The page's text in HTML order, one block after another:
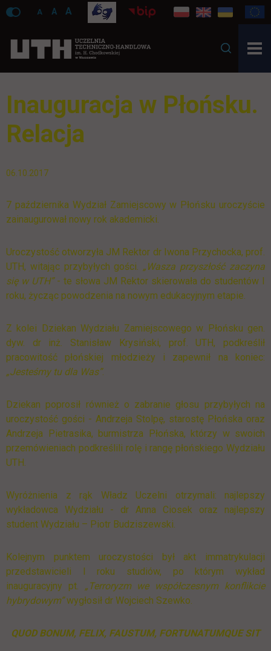
A A A
Inauguracja w Płońsku.
Relacja
06.10.2017
7 października Wydział Zamiejscowy w Płońsku uroczyście
zainaugurował nowy rok akademicki.
Uroczystość otworzyła JM Rektor dr Iwona Przychocka, prof.
UTH, witając przybyłych gości. „ Wasza przyszłość zaczyna
się w UTH”- te słowa JM Rektor skierowała do studentów I
roku, życząc powodzenia na nowym edukacyjnym etapie.
Z kolei Dziekan Wydziału Zamiejscowego w Płońsku gen.
dyw. dr inż. Stanisław Krysiński, prof. UTH, podkreślił
pracowitość płońskiej młodzieży i zapewnił na koniec:
„Jesteśmy tu dla Was”.
Dziekan poprosił również o zabranie głosu przybyłych na
uroczystość gości - Andrzeja Stolpę, starostę Płońska oraz
Andrzeja Pietrasika, burmistrza Płońska, którzy w swoich
przemówieniach podkreślili rolę i rangę płońskiego Wydziału
UTH.
Wyróżnienia z rąk Władz Uczelni otrzymali: najlepszy
wykładowca Wydziału - dr Anna Ciosek oraz najlepszy
student Wydziału – Piotr Budziszewski.
Kolejnym punktem uroczystości był akt immatrykulacji
przedstawicieli I roku studiów, po którym wykład
inauguracyjny pt. „ Terroryzm we współczesnym konflikcie
hybrydowym”wygłosił dr Wojciech Szewko.
QUOD BONUM, FELIX, FAUSTUM, FORTUNATUMQUE SIT